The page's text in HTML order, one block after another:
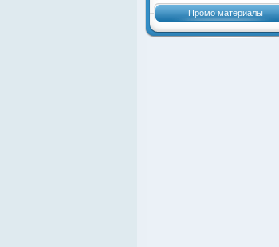
Промо материалы